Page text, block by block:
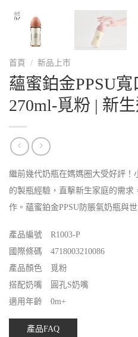
首頁 / 新品上市
蘊蜜鉑金PPSU
270ml-覓粉 | 新
繼前幾代奶瓶在媽媽圈大受好評！
的製瓶經驗，直擊新生家庭的需求
作。蘊蜜鉑金PPSU防脹氣奶瓶與
產品編號 R1003-P
國際條碼 4718003210086
產品顏色 覓粉
搭配奶嘴 圓孔S奶嘴
適用年齡 0m+
產品FAQ